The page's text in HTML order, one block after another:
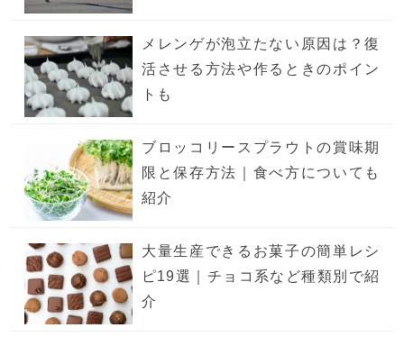
メレンゲが泡立たない原因は？復
活させる方法や作るときのポイン
トも
ブロッコリースプラウトの賞味期
限と保存方法｜食べ方についても
紹介
大量生産できるお菓子の簡単レシ
ピ19選｜チョコ系など種類別で紹
介